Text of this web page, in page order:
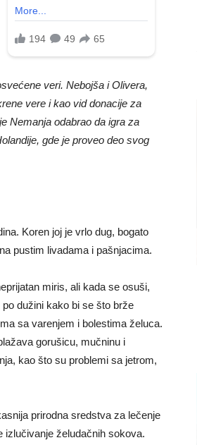
veri. Nebojša i Olivera,
vere i kao vid donacije za
Nemanja odabrao da igra za
gde je proveo deo svog
Koren joj je vrlo dug, bogato
pustim livadama i pašnjacima.
miris, ali kada se osuši,
dužini kako bi se što brže
sa varenjem i bolestima želuca.
gorušicu, mučninu i
kao što su problemi sa jetrom,
prirodna sredstva za lečenje
izlučivanje želudačnih sokova.